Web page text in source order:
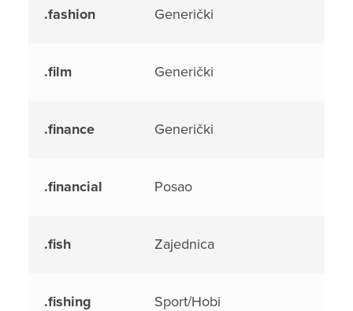
.fashion Generički
.film Generički
.finance Generički
.financial Posao
.fish Zajednica
.fishing Sport/Hobi